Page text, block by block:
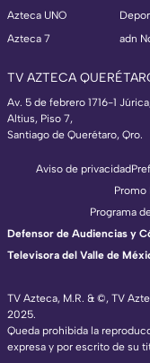
Azteca UNO
Azteca 7
adn
TV AZTECA
Av. 5 de febrero 1716-1
Altius, Piso 7,
Santiago de Querétaro, Qro.
TV Azteca, M.R. & ©, TV
2025.
Queda prohibida la
expresa y por escrito de su
Aviso de privacidad
Promo
Programa
Defensor de Audiencias y
Televisora del Valle de